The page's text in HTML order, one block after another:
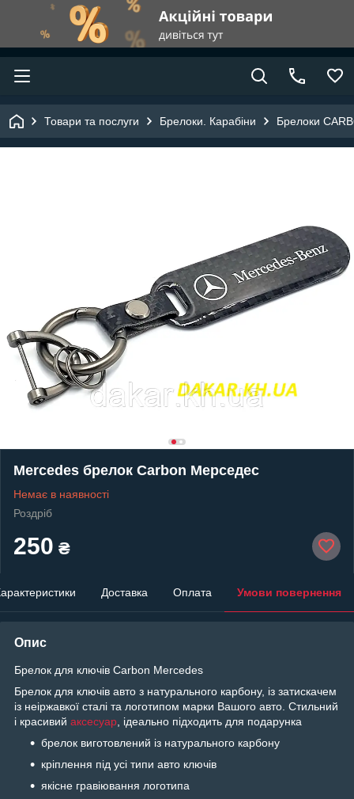
Товари та послуги Брелоки. Карабіни Брелоки
Mercedes брелок Carbon Мерседес
Немає в наявності
Роздріб
250 ₴
Доставка Оплата Умови повернення
Опис
Брелок для ключів Carbon Mercedes
Брелок для ключів авто з натурального карбону, із затискачем
із неіржавкої сталі та логотипом марки Вашого авто. Стильний
і красивий аксесуар , ідеально підходить для подарунка
брелок виготовлений із натурального карбону
кріплення під усі типи авто ключів
якісне гравіювання логотипа